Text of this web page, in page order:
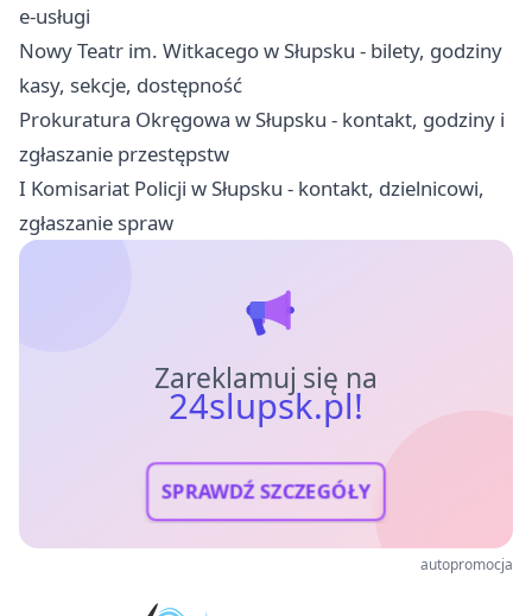
e-usługi
Nowy Teatr im. Witkacego w Słupsku - bilety, godziny
kasy, sekcje, dostępność
Prokuratura Okręgowa w Słupsku - kontakt, godziny i
zgłaszanie przestępstw
I Komisariat Policji w Słupsku - kontakt, dzielnicowi,
zgłaszanie spraw
Zareklamuj się na
24slupsk.pl!
SPRAWDŹ SZCZEGÓŁY
autopromocja